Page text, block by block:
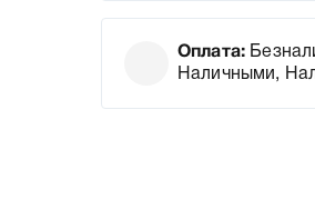
Оплата:
Наличными,